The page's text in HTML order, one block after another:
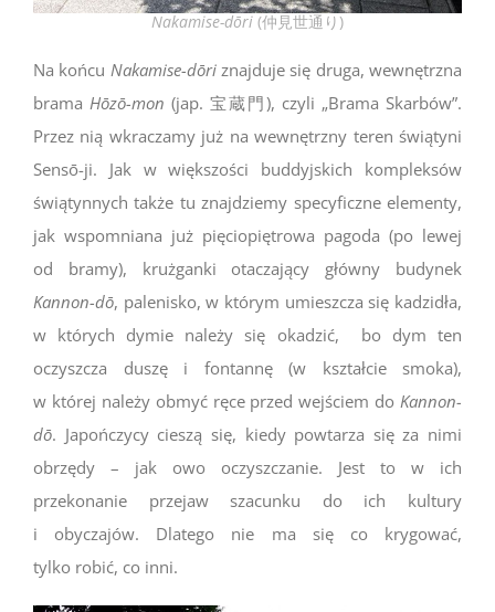
Nakamise-dōri (仲見世通り)
Na końcu Nakamise-dōriznajduje się druga, wewnętrzna
brama Hōzō-mon (jap. 宝蔵門), czyli „Brama Skarbów”.
Przez nią wkraczamy już na wewnętrzny teren świątyni
Sensō-ji. Jak w większości buddyjskich kompleksów
świątynnych także tu znajdziemy specyficzne elementy,
jak wspomniana już pięciopiętrowa pagoda (po lewej
od bramy), krużganki otaczający główny budynek
Kannon-dō, palenisko, w którym umieszcza się kadzidła,
w których dymie należy się okadzić, bo dym ten
oczyszcza duszę i fontannę (w kształcie smoka),
w której należy obmyć ręce przed wejściem do Kannon-
dō. Japończycy cieszą się, kiedy powtarza się za nimi
obrzędy – jak owo oczyszczanie. Jest to w ich
przekonanie przejaw szacunku do ich kultury
i obyczajów. Dlatego nie ma się co krygować,
tylko robić, co inni.